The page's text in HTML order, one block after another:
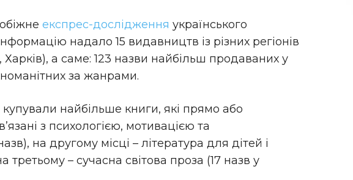
експрес-дослідження українського
надало 15 видавництв із різних регіонів
Харків), а саме: 123 назви найбільш продаваних у
за жанрами.
купували найбільше книги, які прямо або
з психологією, мотивацією та
на другому місці – література для дітей і
третьому – сучасна світова проза (17 назв у